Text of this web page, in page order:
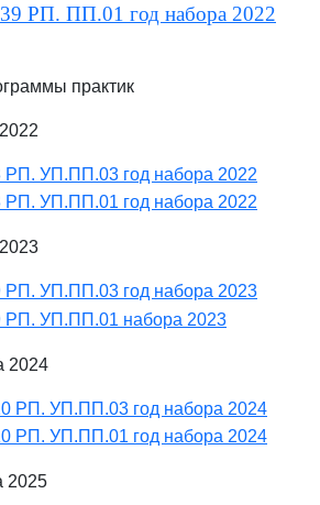
РП. ПП.01 год набора 2022
практик
УП.ПП.03 год набора 2022
УП.ПП.01 год набора 2022
УП.ПП.03 год набора 2023
РП. УП.ПП.01 набора 2023
2024
РП. УП.ПП.03 год набора 2024
РП. УП.ПП.01 год набора 2024
2025